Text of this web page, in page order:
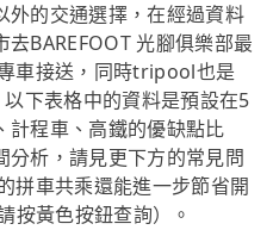
外的交通選擇，在經過資料
BAREFOOT 光腳俱樂部最
車接送，同時tripool也是
下表格中的資料是預設在5
計程車、高鐵的優缺點比
分析，請見更下方的常見問
拼車共乘還能進一步節省開
按黃色按鈕查詢）。